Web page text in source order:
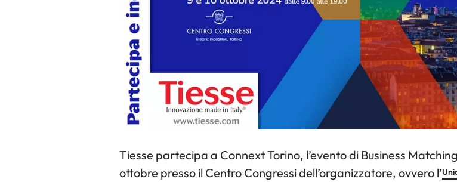
Tiesse partecipa a Connext Torino, l’evento di Business
ottobre presso il Centro Congressi dell’organizzatore, ovvero l’